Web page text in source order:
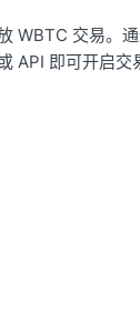
WBTC 交易。
API 即可开启交